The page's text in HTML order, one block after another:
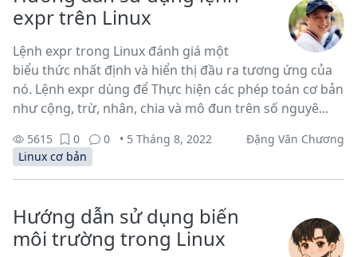
expr trên Linux
Lệnh expr trong Linux đánh giá một
biểu thức nhất định và hiển thị đầu ra tương ứng của
nó. Lệnh expr dùng để Thực hiện các phép toán cơ bản
như cộng, trừ, nhân, chia và mô đun trên số nguyê...
5615 0 0 • 5 Tháng 8, 2022
Đặng Văn Chương
Linux cơ bản
Hướng dẫn sử dụng biến
môi trường trong Linux